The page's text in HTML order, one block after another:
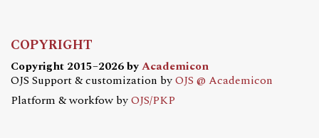
COPYRIGHT
Copyright 2015–2026 byAcademicon
OJS Support & customization byOJS @ Academicon
Platform & workfow byOJS/PKP